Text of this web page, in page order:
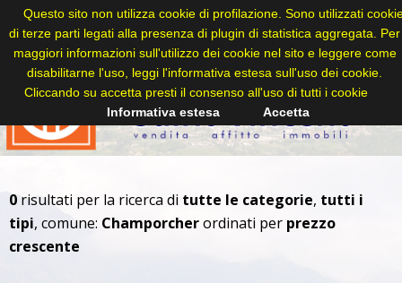
0 risultati per la ricerca di tutte le categorie, tutti i
tipi, comune: Champorcherordinati per prezzo
crescente
Questo sito non utilizza cookie di profilazione. Sono utilizzati
di terze parti legati alla presenza di plugin di statistica aggregata. Per
maggiori informazioni sull'utilizzo dei cookie nel sito e leggere come
disabilitarne l'uso, leggi l'informativa estesa sull'uso dei cookie.
Cliccando su accetta presti il consenso all'uso di tutti i cookie
Informativa estesa
Accetta